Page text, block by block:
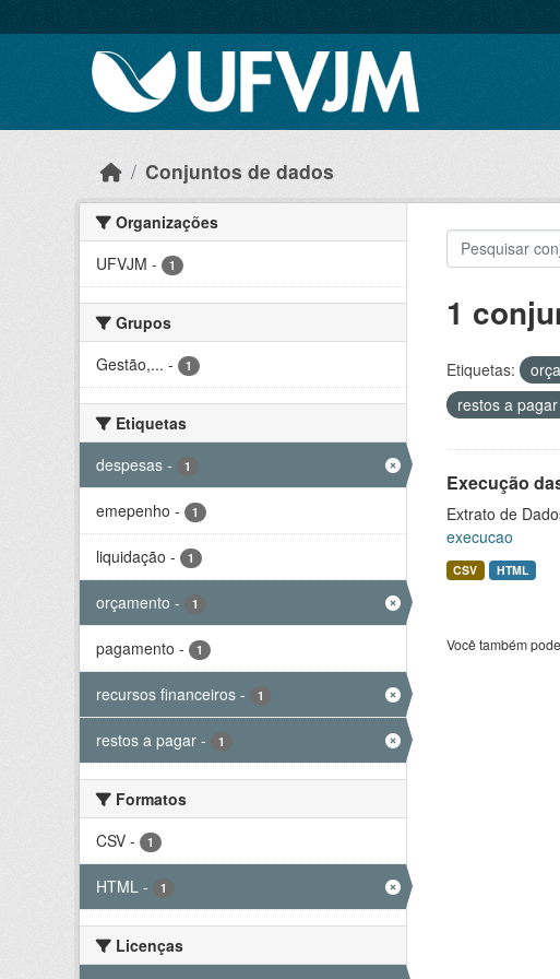
Conjuntos de dados
Organizações
UFVJM - 1
Grupos
Gestão,... - 1
Etiquetas
despesas - 1
emepenho - 1
liquidação - 1
orçamento - 1
pagamento - 1
recursos financeiros - 1
restos a pagar - 1
Formatos
CSV - 1
HTML - 1
Licenças
1
Etiquetas:
restos a pagar
Execução
Extrato de
execucao
CSV HTML
Você também